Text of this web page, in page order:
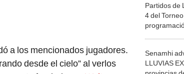
a los mencionados jugadores.
desde el cielo” al verlos
Partidos de
4 del
Senamhi
LLUVIAS